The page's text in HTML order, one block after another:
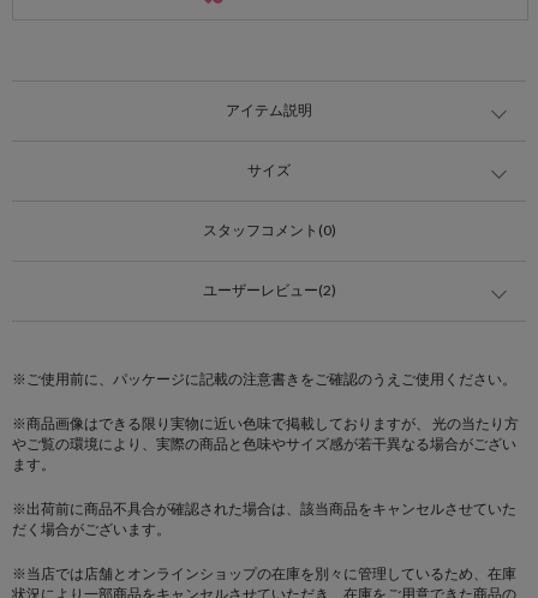
アイテム説明
サイズ
スタッフコメント(0)
ユーザーレビュー(2)
※ご使用前に、パッケージに記載の注意書きをご確認のうえご使用ください。
※商品画像はできる限り実物に近い色味で掲載しておりますが、 光の当たり方
やご覧の環境により、実際の商品と色味やサイズ感が若干異なる場合がござい
ます。
※出荷前に商品不具合が確認された場合は、該当商品をキャンセルさせていた
だく場合がございます。
※当店では店舗とオンラインショップの在庫を別々に管理しているため、在庫
状況により一部商品をキャンセルさせていただき、在庫をご用意できた商品の